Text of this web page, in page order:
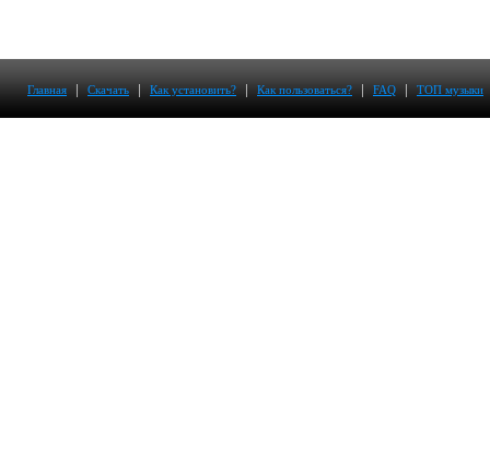
Главная | Скачать | Как установить? | Как пользоваться? | FAQ | ТОП музыки